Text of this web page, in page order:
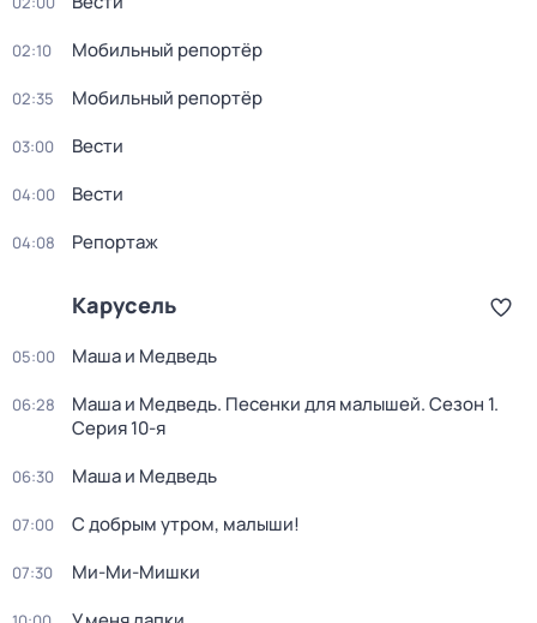
02:10 Мобильный репортёр
02:35 Мобильный репортёр
03:00 Вести
04:00 Вести
04:08 Репортаж
Карусель
05:00 Маша и Медведь
06:28 Маша и Медведь. Песенки для малышей. Сезон 1.
Серия 10-я
06:30 Маша и Медведь
07:00 С добрым утром, малыши!
07:30 Ми-Ми-Мишки